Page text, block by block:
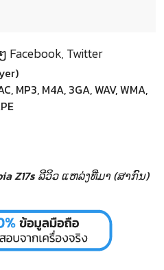
Twitter
MP3, M4A, 3GA, WAV, WMA,
Z17s ລີວິວ ແຫລ່ງທີ່ມາ (ສາກົນ)